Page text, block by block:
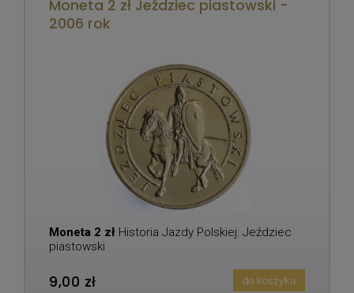
Moneta 2 zł Jeździec piastowski -
2006 rok
Moneta 2 zł Historia Jazdy Polskiej: Jeździec
piastowski
9,00 zł do koszyka